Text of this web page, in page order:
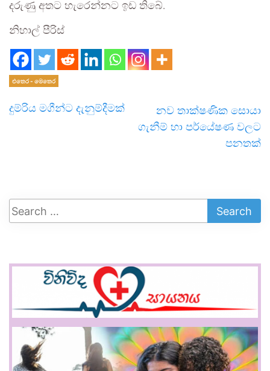
දරුණු අතට හැරෙන්නට ඉඩ තිබේ.
නිහාල් පීරිස්
එතෙර - මෙතෙර
දුම්රිය මගීන්ට දැනුම්දීමක්
නව තාක්ෂණික සොයා
ගැනීම් හා පර්යේෂණ වලට
පනතක්